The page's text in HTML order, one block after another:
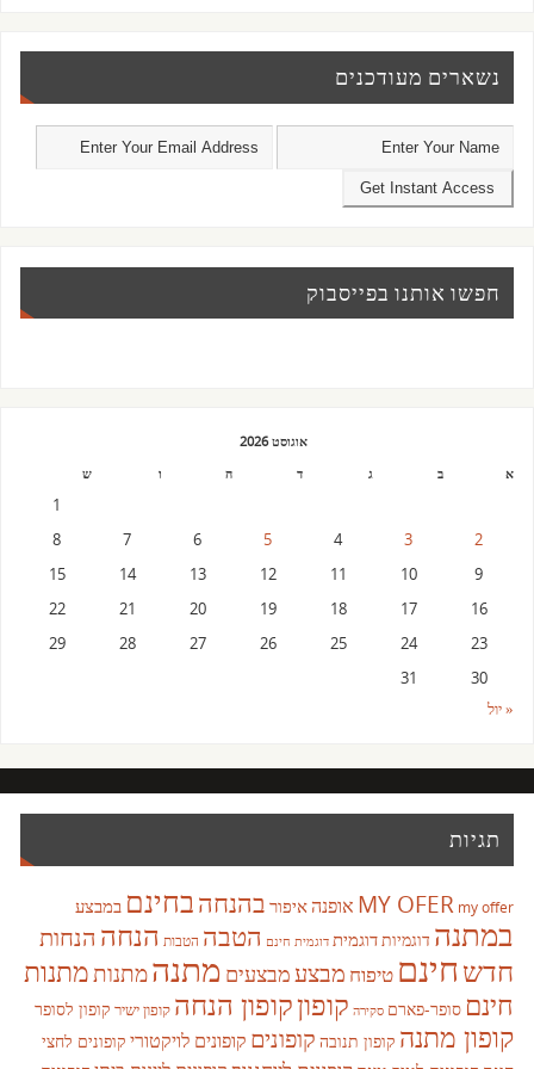
נשארים מעודכנים
חפשו אותנו בפייסבוק
אוגוסט 2026
א
ב ג ד ה ו ש
1
2
3
4
5
6
7
8
9
10
11
12
13
14
15
16
17
18
19
20
21
22
23
24
25
26
27
28
29
30
31
« יול
תגיות
MY OFER my offer אופנהאיפור בהנחהבחינם במבצע
במתנה דוגמיות דוגמית דוגמית חינם הטבה הטבות הנחה הנחות
חדשחינם טיפוח מבצעמבצעים מתנהמתנותמתנות
חינם סופר-פארם סקירה קופוןקופון הנחה קופון ישיר קופון לסופר
קופון מתנה קופון תנובה קופונים קופונים לויקטורי קופונים לחצי